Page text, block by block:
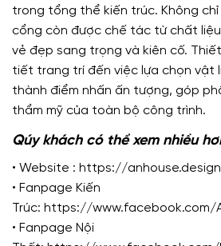
trong tổng thể kiến trúc. Không
cổng còn được chế tác từ chất
vẻ đẹp sang trọng và kiên cố.
tiết trang trí đến việc lựa chọn vật
thành điểm nhấn ấn tượng, góp
thẩm mỹ của toàn bộ công trình.
Qúy khách có thể xem nhiều
• Website : https://anhouse.design
• Fanpage Kiến
Trúc: https://www.facebook.com/
• Fanpage Nội